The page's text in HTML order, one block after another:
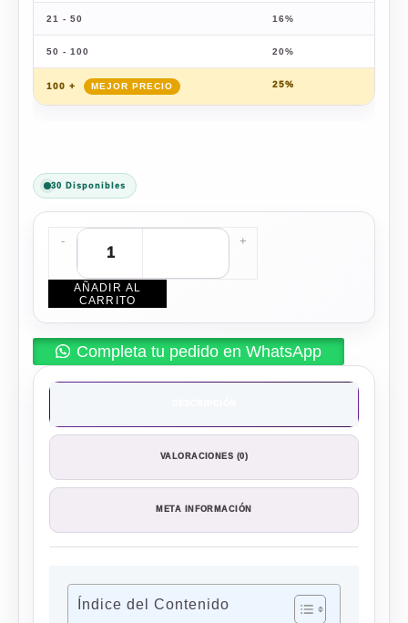
21 - 50 16%
50 - 100 20%
100 + 25%
30 Disponibles
- +
AÑADIR AL
CARRITO
Completa tu pedido en WhatsApp
VALORACIONES (0)
META INFORMACIÓN
Índice del Contenido